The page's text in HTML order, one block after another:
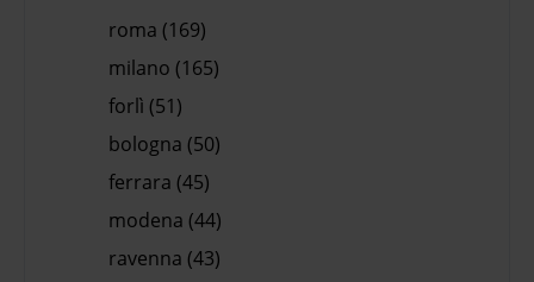
roma (169)
milano (165)
forlì (51)
bologna (50)
ferrara (45)
modena (44)
ravenna (43)